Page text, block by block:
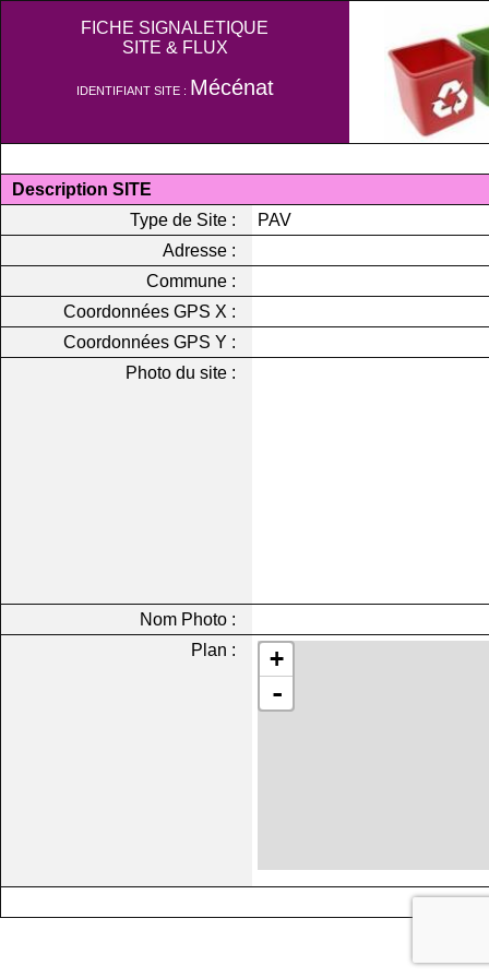
FICHE SIGNALETIQUE
SITE & FLUX
IDENTIFIANT SITE : Mécénat
Description SITE
Type de Site :
PAV
Adresse :
Commune :
Coordonnées GPS X :
Coordonnées GPS Y :
Photo du site :
Nom Photo :
Plan :
+
-